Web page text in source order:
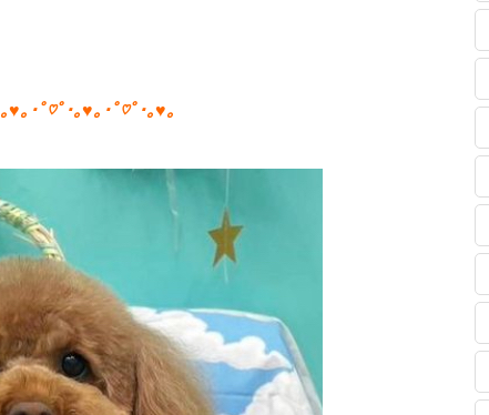
｡♥｡･ﾟ♡ﾟ･｡♥｡･ﾟ♡ﾟ･｡♥｡